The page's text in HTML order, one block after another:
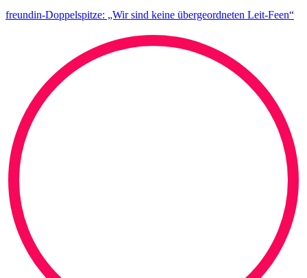
freundin-Doppelspitze: „Wir sind keine übergeordneten Leit-Feen“